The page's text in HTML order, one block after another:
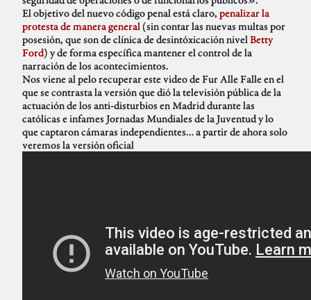
El objetivo del nuevo código penal está claro, penalizar la
protesta de manera general (sin contar las nuevas multas por
posesión, que son de clínica de desintóxicación nivelBetty
Ford) y de forma específica mantener el control de la
narración de los acontecimientos.
Nos viene al pelo recuperar este video de Fur Alle Falle en el
que se contrasta la versión que dió la televisión pública de la
actuación de los anti-disturbios en Madrid durante las
católicas e infames Jornadas Mundiales de la Juventud y lo
que captaron cámaras independientes… a partir de ahora solo
veremos la versión oficial